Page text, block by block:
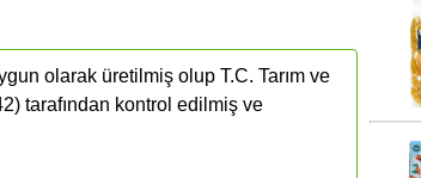
olarak üretilmiş olup T.C. Tarım ve
tarafından kontrol edilmiş ve